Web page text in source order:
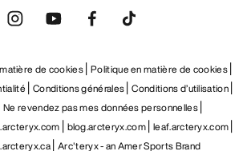
de cookies Politique en matière de cookies
Conditions générales Conditions d’utilisation
Ne revendez pas mes données personnelles
blog.arcteryx.com leaf.arcteryx.com
Arc'teryx - an Amer Sports Brand